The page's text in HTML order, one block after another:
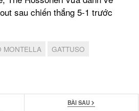
sau chiến thắng 5-1 trước
MONTELLA GATTUSO
BÀI SAU